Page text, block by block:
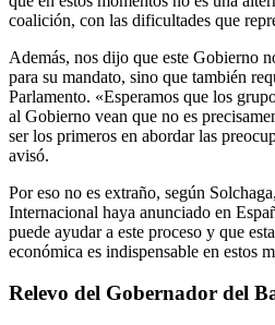
coalición, con las dificultades que
Además, nos dijo que este Gobierno
para su mandato, sino que también
Parlamento. «Esperamos que los
al Gobierno vean que no es
ser los primeros en abordar las
avisó.
Por eso no es extraño, según
Internacional haya anunciado en
puede ayudar a este proceso y que
económica es indispensable en estos
Relevo del Gobernador del